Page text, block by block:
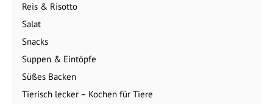
Reis & Risotto
Salat
Snacks
Suppen & Eintöpfe
Süßes Backen
Tierisch lecker – Kochen für Tiere